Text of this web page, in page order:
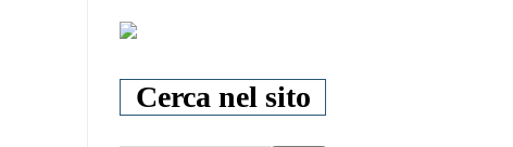
Cerca nel sito